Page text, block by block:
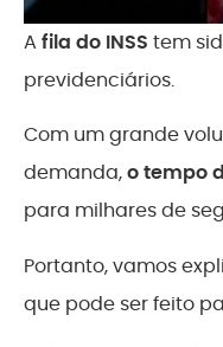
A fila do INSS tem
previdenciários.
Com um grande
demanda,o tempo
para milhares de
Portanto, vamos
que pode ser feito